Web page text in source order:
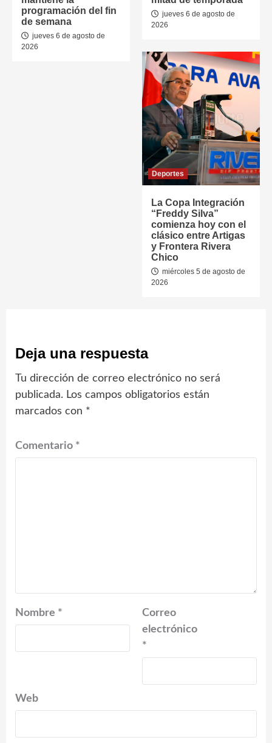
programación del fin
de semana
jueves 6 de agosto de
2026
jueves 6 de agosto de
2026
Deportes
La Copa Integración
“Freddy Silva”
comienza hoy con el
clásico entre Artigas
y Frontera Rivera
Chico
miércoles 5 de agosto de
2026
Deja una respuesta
Tu dirección de correo electrónico no será
publicada. Los campos obligatorios están
marcados con *
Comentario *
Nombre *
Correo
electrónico
*
Web